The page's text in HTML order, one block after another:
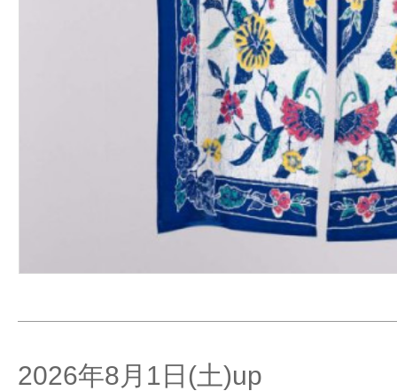
2026年8月1日(土)up